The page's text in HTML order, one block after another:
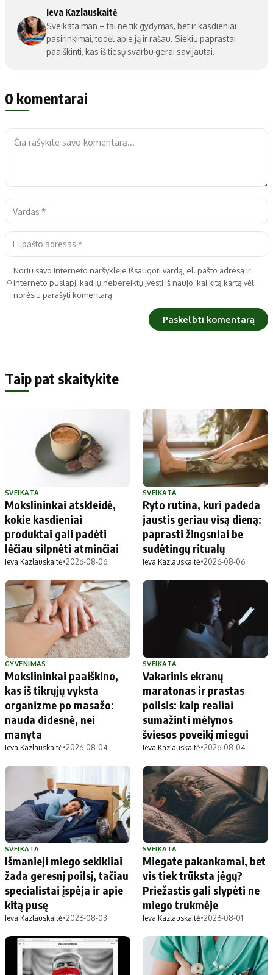
Ieva Kazlauskaitė
Sveikata man – tai ne tik gydymas, bet ir kasdieniai
pasirinkimai, todėl apie ją ir rašau. Siekiu paprastai
paaiškinti, kas iš tiesų svarbu gerai savijautai.
0 komentarai
Noriu savo interneto naršyklėje išsaugoti vardą, el. pašto adresą ir
interneto puslapį, kad jų nebereiktų įvesti iš naujo, kai kitą kartą vėl
norėsiu parašyti komentarą.
Taip pat skaitykite
SVEIKATA
Mokslininkai atskleidė,
kokie kasdieniai
produktai gali padėti
lėčiau silpnėti atminčiai
Ieva Kazlauskaitė•2026-08-06
SVEIKATA
Ryto rutina, kuri padeda
jaustis geriau visą dieną:
paprasti žingsniai be
sudėtingų ritualų
Ieva Kazlauskaitė•2026-08-06
GYVENIMAS
Mokslininkai paaiškino,
kas iš tikrųjų vyksta
organizme po masažo:
nauda didesnė, nei
manyta
Ieva Kazlauskaitė•2026-08-04
SVEIKATA
Vakarinis ekranų
maratonas ir prastas
poilsis: kaip realiai
sumažinti mėlynos
šviesos poveikį miegui
Ieva Kazlauskaitė•2026-08-04
SVEIKATA
Išmanieji miego sekikliai
žada geresnį poilsį, tačiau
specialistai įspėja ir apie
kitą pusę
Ieva Kazlauskaitė•2026-08-03
SVEIKATA
Miegate pakankamai, bet
vis tiek trūksta jėgų?
Priežastis gali slypėti ne
miego trukmėje
Ieva Kazlauskaitė•2026-08-01